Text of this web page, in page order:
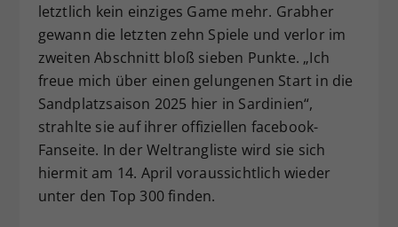
letztlich kein einziges Game mehr. Grabher
gewann die letzten zehn Spiele und verlor im
zweiten Abschnitt bloß sieben Punkte. „Ich
freue mich über einen gelungenen Start in die
Sandplatzsaison 2025 hier in Sardinien“,
strahlte sie auf ihrer offiziellen facebook-
Fanseite. In der Weltrangliste wird sie sich
hiermit am 14. April voraussichtlich wieder
unter den Top 300 finden.